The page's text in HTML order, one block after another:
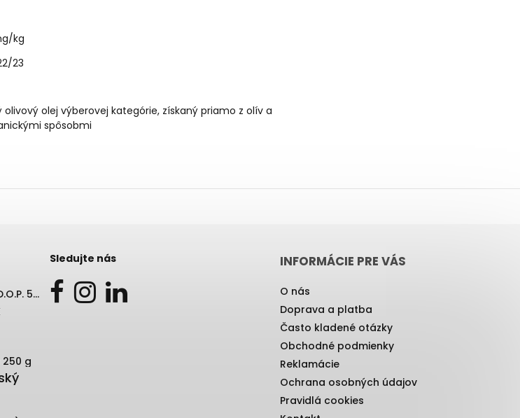
kg
23
olivový olej výberovej kategórie, získaný priamo z olív a
spôsobmi
Rincón de la Subbética D.O.P. 500 ml
g
Sledujte nás INFORMÁCIE PRE VÁS
O nás
Doprava a platba
Často kladené otázky
Obchodné podmienky
Reklamácie
Ochrana osobných údajov
Pravidlá cookies